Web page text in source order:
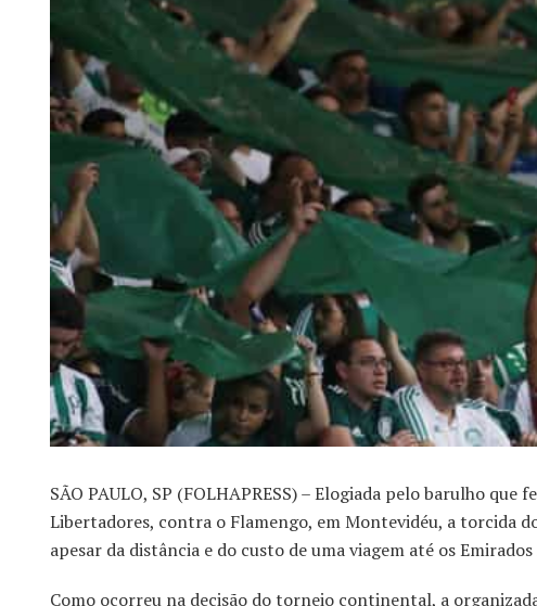
SÃO PAULO, SP (FOLHAPRESS) – Elogiada pelo barulho
Libertadores, contra o Flamengo, em Montevidéu, a torcida
apesar da distância e do custo de uma viagem até os
Como ocorreu na decisão do torneio continental, a